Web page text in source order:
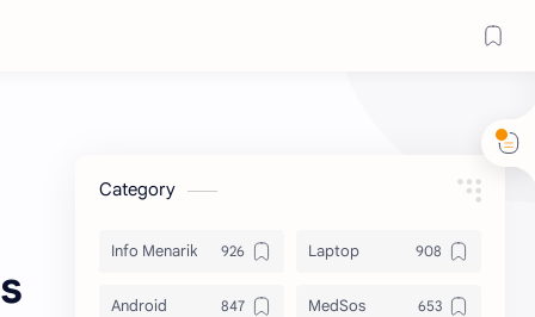
Category
Info Menarik Laptop
Android MedSos